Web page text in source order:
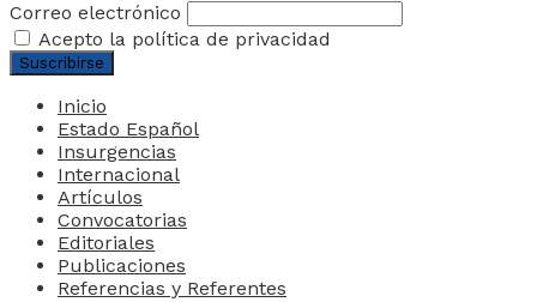
Correo electrónico
Acepto la política de privacidad
Inicio
Estado Español
Insurgencias
Internacional
Artículos
Convocatorias
Editoriales
Publicaciones
Referencias y Referentes